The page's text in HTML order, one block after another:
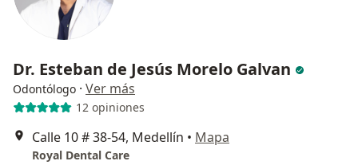
Dr. Esteban de Jesús Morelo Galvan
Odontólogo · Ver más
12 opiniones
Calle 10 # 38-54, Medellín • Mapa
Royal Dental Care